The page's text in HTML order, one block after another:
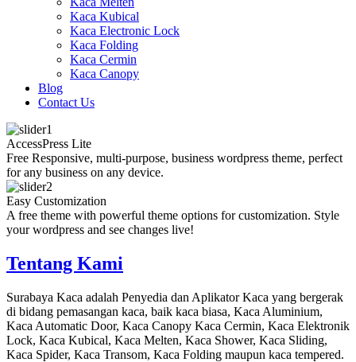
Kaca Kubical
Kaca Electronic Lock
Kaca Folding
Kaca Cermin
Kaca Canopy
Blog
Contact Us
AccessPress Lite
Free Responsive, multi-purpose, business wordpress theme, perfect
for any business on any device.
Easy Customization
A free theme with powerful theme options for customization. Style
your wordpress and see changes live!
Tentang Kami
Surabaya Kaca adalah Penyedia dan Aplikator Kaca yang bergerak
di bidang pemasangan kaca, baik kaca biasa, Kaca Aluminium,
Kaca Automatic Door, Kaca Canopy Kaca Cermin, Kaca Elektronik
Lock, Kaca Kubical, Kaca Melten, Kaca Shower, Kaca Sliding,
Kaca Spider, Kaca Transom, Kaca Folding maupun kaca tempered.